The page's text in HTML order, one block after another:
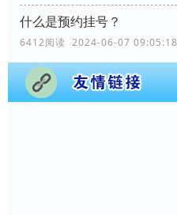
什么是预约挂号？
6412阅读 2024-06-07 09:05:18